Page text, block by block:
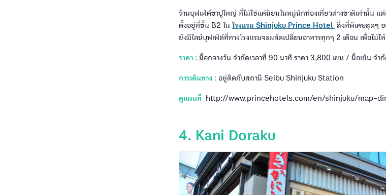
ร้านบุฟเฟ่ต์ขาปูใหญ่ ที่ไม่ใช่แค่นิยมในหมู่นักท่องเที่ยวต่างชาติเท่านั้น แ
ตั้งอยู่ที่ชั้น B2 ใน โรงแรม Shinjuku Prince Hotel สิ่งที่พิเศษสุดๆ
ยังมีไลน์บุฟเฟ่ต์ที่ทางโรงแรมจะผลัดเปลี่ยนอาหารทุกๆ 2 เดือน เพื่อไม่ให้
ราคา : มื้อกลางวัน จำกัดเวลาที่ 90 นาที ราคา 3,800 เยน / มื้อเย็น จำ
การเดินทาง : อยู่ติดกับสถานี Seibu Shinjuku Station
ดูแผนที่ http://www.princehotels.com/en/shinjuku/map-
4. Kani Doraku